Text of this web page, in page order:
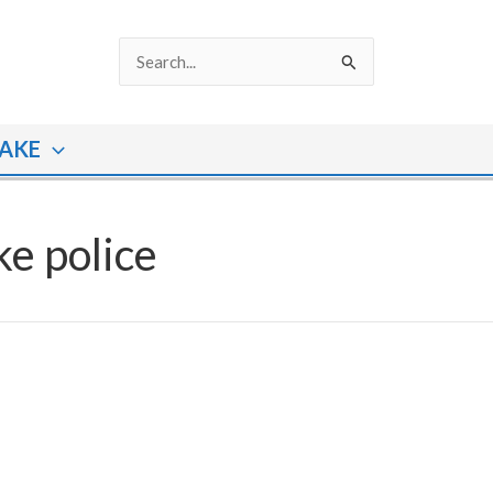
Search
police